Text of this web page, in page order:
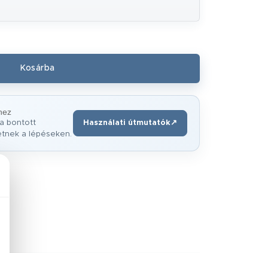
bontott
a lépéseken.
Használati útmutatók↗
(új ablakban nyílik meg)